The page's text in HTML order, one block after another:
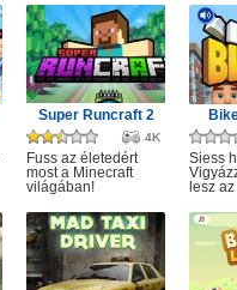
Super Runcraft 2
4K
Fuss az életedért
most a Minecraft
világában!
Siess
lesz